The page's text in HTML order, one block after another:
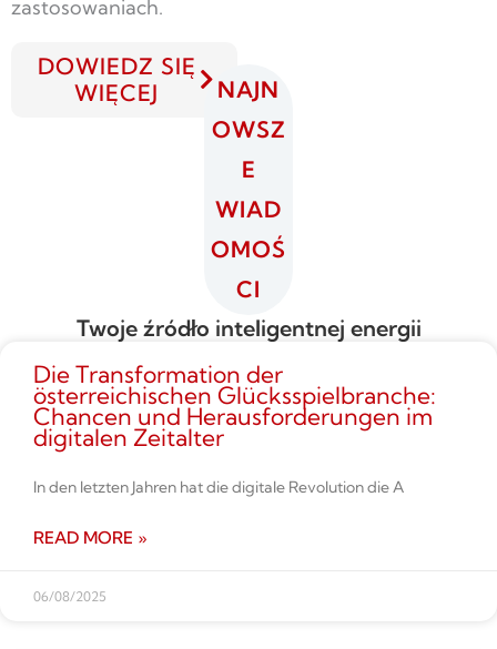
zastosowaniach.
DOWIEDZ SIĘ
WIĘCEJ
NAJN
OWSZ
E
WIAD
OMOŚ
CI
Twoje źródło inteligentnej energii
Die Transformation der
österreichischen Glücksspielbranche:
Chancen und Herausforderungen im
digitalen Zeitalter
In den letzten Jahren hat die digitale Revolution die A
READ MORE »
06/08/2025